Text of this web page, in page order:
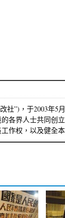
社”)，于2003年5
各界人士共同创
作权，以及健全